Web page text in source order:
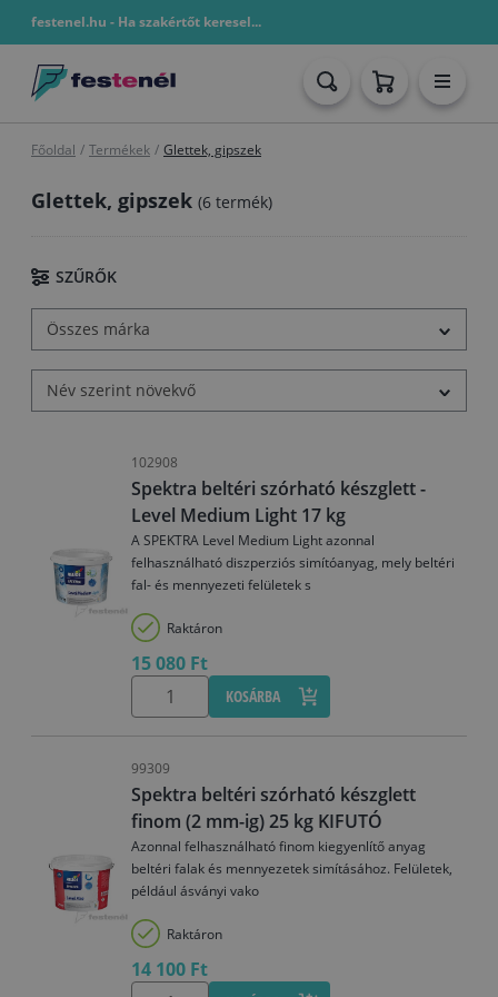
festenel.hu - Ha szakértőt keresel...
Főoldal / Termékek / Glettek, gipszek
Glettek, gipszek (6 termék)
SZŰRŐK
Összes márka
Név szerint növekvő
102908
Spektra beltéri szórható készglett -
Level Medium Light 17 kg
A SPEKTRA Level Medium Light azonnal
felhasználható diszperziós simítóanyag, mely beltéri
fal- és mennyezeti felületek s
Raktáron
15 080 Ft
KOSÁRBA
99309
Spektra beltéri szórható készglett
finom (2 mm-ig) 25 kg KIFUTÓ
Azonnal felhasználható finom kiegyenlítő anyag
beltéri falak és mennyezetek simításához. Felületek,
például ásványi vako
Raktáron
14 100 Ft